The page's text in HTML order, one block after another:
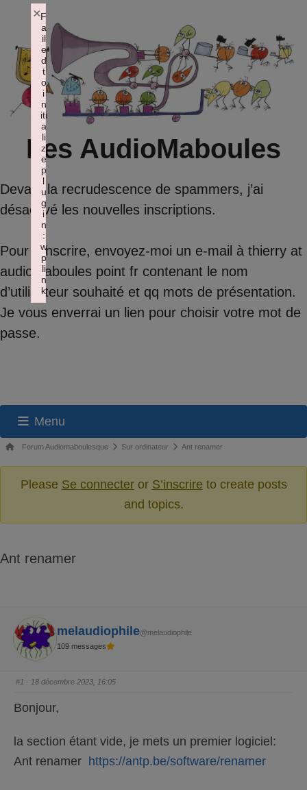
contenu
Les AudioMaboules
Devant la recrudescence de spammers, j’ai
désactivé les nouvelles inscriptions.
Pour s’inscrire, envoyez-moi un e-mail à thierry at
audiomaboules point fr contenant le nom
d’utilisateur souhaité et qq mots de présentation.
Je vous enverrai un lien pour choisir votre mot de
passe.
Menu
Navigation
du
forum
Fil
ici :
Forum Audiomaboulesque Sur ordinateur Ant renamer
Please Se connecteror S’inscrire to create posts
and topics.
Ant renamer
melaudiophile@melaudiophile
109 messages
#1 · 18 décembre 2023, 16:05
Bonjour,
la section étant vide, je mets un premier logiciel:
Ant renamer https://antp.be/software/renamer
F
a
il
e
d
t
o
i
n
iti
a
li
z
e
p
l
u
g
i
n
:
w
p
li
n
k
×
Failed to initialize plugin: wplink